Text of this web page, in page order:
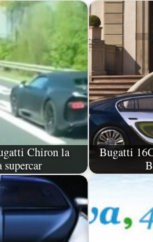
Chiron la
supercar
Bugatti